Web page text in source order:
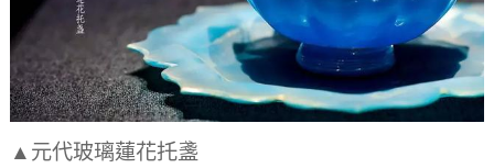
▲元代玻璃蓮花托盞